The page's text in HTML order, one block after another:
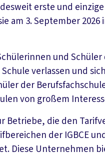
erste und
am 3. September 2026
und
verlassen und
der
von großem
Betriebe, die den
der IGBCE
Diese Unternehmen